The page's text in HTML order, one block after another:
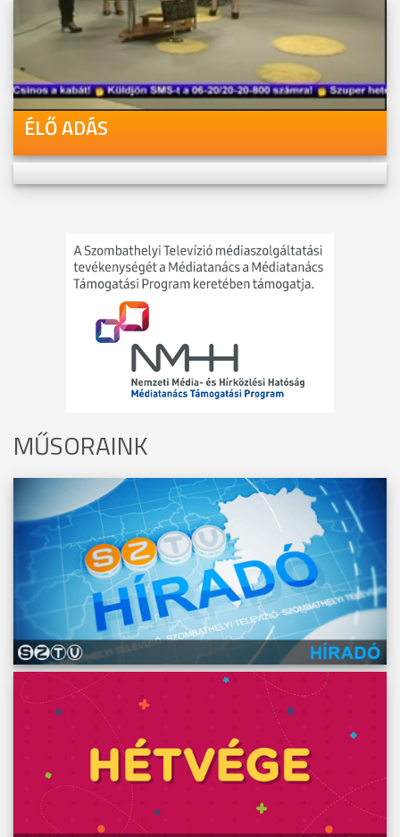
Videóink megtekinthetőek
Youtube-csatornánkon is!
ÉLŐ ADÁS
MŰSORAINK